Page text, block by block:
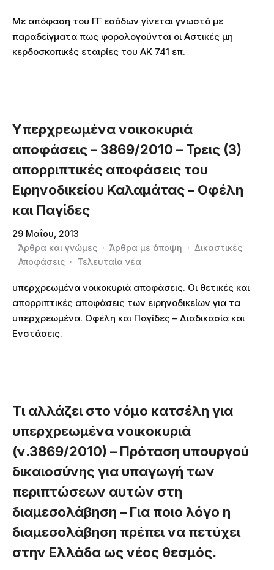
Με απόφαση του ΓΓ εσόδων γίνεται γνωστό με
παραδείγματα πως φορολογούνται οι Αστικές μη
κερδοσκοπικές εταιρίες του ΑΚ 741 επ.
Υπερχρεωμένα νοικοκυριά
αποφάσεις – 3869/2010 – Τρεις (3)
απορριπτικές αποφάσεις του
Ειρηνοδικείου Καλαμάτας – Οφέλη
και Παγίδες
29 Μαΐου, 2013
Άρθρα και γνώμες · Άρθρα με άποψη · Δικαστικές
Αποφάσεις · Τελευταία νέα
υπερχρεωμένα νοικοκυριά αποφάσεις. Οι θετικές και
απορριπτικές αποφάσεις των ειρηνοδικείων για τα
υπερχρεωμένα. Οφέλη και Παγίδες – Διαδικασία και
Ενστάσεις.
Τι αλλάζει στο νόμο κατσέλη για
υπερχρεωμένα νοικοκυριά
(ν.3869/2010) – Πρόταση υπουργού
δικαιοσύνης για υπαγωγή των
περιπτώσεων αυτών στη
διαμεσολάβηση – Για ποιο λόγο η
διαμεσολάβηση πρέπει να πετύχει
στην Ελλάδα ως νέος θεσμός.